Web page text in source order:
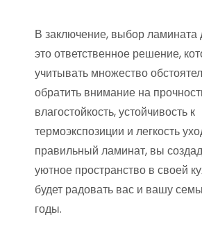
В заключение, выбор ламината
это ответственное решение,
учитывать множество
обратить внимание на
влагостойкость, устойчивость к
термоэкспозиции и легкость
правильный ламинат, вы
уютное пространство в своей
будет радовать вас и вашу
годы.